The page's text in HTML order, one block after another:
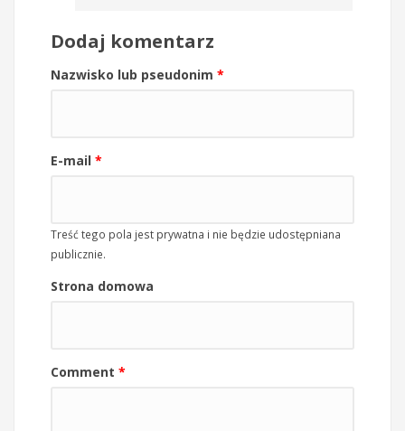
Dodaj komentarz
Nazwisko lub pseudonim *
E-mail *
Treść tego pola jest prywatna i nie będzie udostępniana
publicznie.
Strona domowa
Comment *